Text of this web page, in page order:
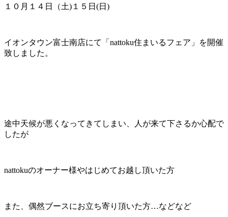
１０月１４日（土)１５日(日)
イオンタウン富士南店にて「nattoku住まいるフェア」を開催
致しました。
途中天候が悪くなってきてしまい、人が来て下さるか心配で
したが
nattokuのオーナー様やはじめてお越し頂いた方
また、偶然ブースにお立ち寄り頂いた方…などなど